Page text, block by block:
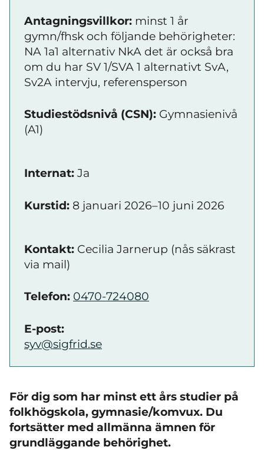
Antagningsvillkor: minst 1 år
gymn/fhsk och följande behörigheter:
NA 1a1 alternativ NkA det är också bra
om du har SV 1/SVA 1 alternativt SvA,
Sv2A intervju, referensperson
Studiestödsnivå (CSN): Gymnasienivå
(A1)
Internat: Ja
Kurstid: 8 januari 2026–10 juni 2026
Kontakt: Cecilia Jarnerup (nås säkrast
via mail)
Telefon: 0470-724080
E-post:
syv@sigfrid.se
För dig som har minst ett års studier på
folkhögskola, gymnasie/komvux. Du
fortsätter med allmänna ämnen för
grundläggande behörighet.